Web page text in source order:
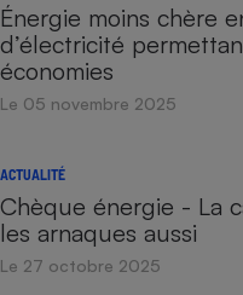
Énergie moins chère
d’électricité
économies
Le 05 novembre 2025
ACTUALITÉ
Chèque énergie - La
les arnaques aussi
Le 27 octobre 2025